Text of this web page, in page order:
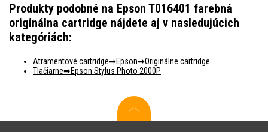
Produkty podobné na Epson T016401 farebná
originálna cartridge nájdete aj v nasledujúcich
kategóriách:
Atramentové cartridge Epson
Originálne cartridge
Tlačiarne
Epson Stylus Photo 2000P